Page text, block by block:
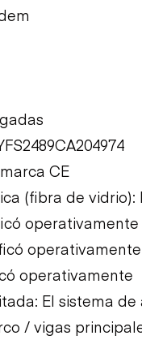
CE
(fibra de
operativamente
operativamente
operativamente
El sistema
/ vigas